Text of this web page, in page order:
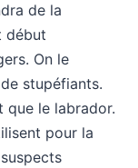
de la
début
On le
stupéfiants.
que le labrador.
pour la